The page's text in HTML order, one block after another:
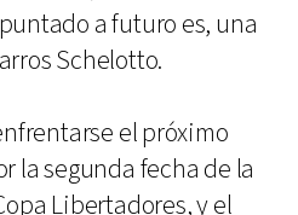
a futuro es, una
Schelotto.
el próximo
la segunda fecha de la
Libertadores, y el